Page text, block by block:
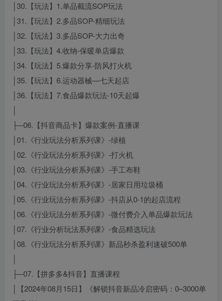
│30.【玩法】1.单品截流SOP玩法
│31.【玩法】2.多品SOP-精细玩法
│32.【玩法】3.多品SOP-大力出奇
│33.【玩法】4.收纳-保暖单店爆款
│34.【玩法】5.爆款分享-防风打火机
│35.【玩法】6.运动器械—七天起店
│36.【玩法】7.食品爆款玩法-10天起爆
├─06.【抖音商品卡】爆款案例-直播课
│01.《行业玩法分析系列课》-绿植
│02.《行业玩法分析系列课》-打火机
│03.《行业玩法分析系列课》-手工布鞋
│04.《行业玩法分析系列课》-居家日用垃圾桶
│05.《行业玩法分析系列课》-抖店从0-1的起店流程
│06.《行业玩法分析系列课》-微付费介入单品爆款玩法
│07.《行业分析玩法系列课》-食品精选玩法
│08.《行业玩法分析系列课》新品秒杀盈利速破500单
├─07.【拼多多&抖音】直播课程
│【2024年08月15日】《解锁抖音新品冷启密码：0–3000单